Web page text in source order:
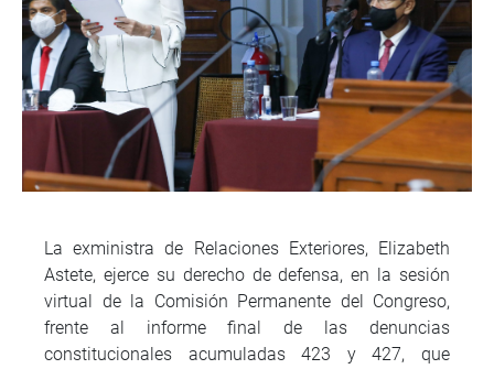
La exministra de Relaciones Exteriores, Elizabeth
Astete, ejerce su derecho de defensa, en la sesión
virtual de la Comisión Permanente del Congreso,
frente al informe final de las denuncias
constitucionales acumuladas 423 y 427, que